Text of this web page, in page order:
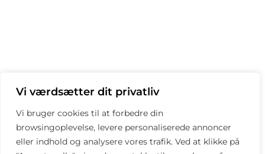
Vi værdsætter dit privatliv
Vi bruger cookies til at forbedre din
browsingoplevelse, levere personaliserede annoncer
eller indhold og analysere vores trafik. Ved at klikke på